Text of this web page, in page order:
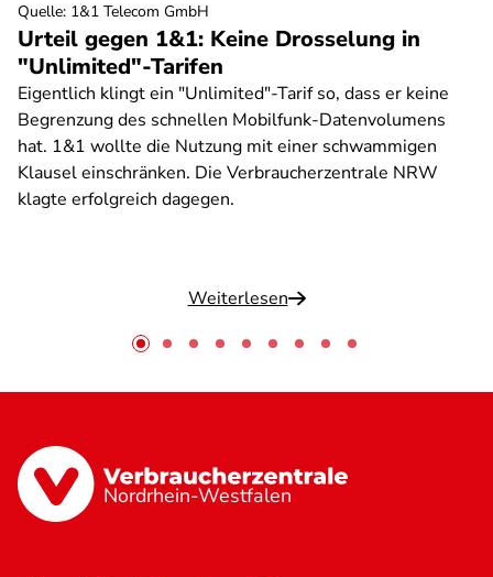
Urteil gegen 1&1: Keine Drosselung in
"Unlimited"-Tarifen
Eigentlich klingt ein "Unlimited"-Tarif so, dass er keine
Begrenzung des schnellen Mobilfunk-Datenvolumens
hat. 1&1 wollte die Nutzung mit einer schwammigen
Klausel einschränken. Die Verbraucherzentrale NRW
klagte erfolgreich dagegen.
Weiterlesen
Quelle: 1&1 Telecom GmbH
Nordrhein-Westfalen